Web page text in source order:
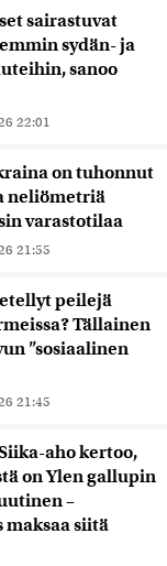
sairastuvat
sydän- ja
sanoo
22:01
on tuhonnut
neliömetriä
varastotilaa
21:55
peilejä
Tällainen
”sosiaalinen
21:45
aho kertoo,
on Ylen gallupin
–
maksaa siitä